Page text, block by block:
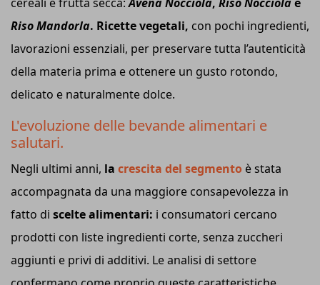
Riso Mandorla. Ricette vegetali, con pochi ingredienti,
lavorazioni essenziali, per preservare tutta l’autenticità
della materia prima e ottenere un gusto rotondo,
delicato e naturalmente dolce.
L'evoluzione delle bevande alimentari e
salutari.
Negli ultimi anni, la crescita del segmento è stata
accompagnata da una maggiore consapevolezza in
fatto di scelte alimentari: i consumatori cercano
prodotti con liste ingredienti corte, senza zuccheri
aggiunti e privi di additivi. Le analisi di settore